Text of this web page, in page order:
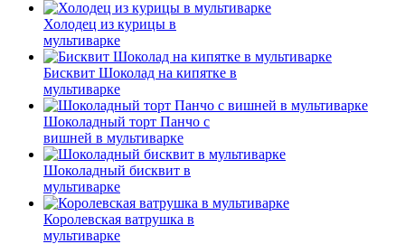
Холодец из курицы в
мультиварке
Бисквит Шоколад на кипятке в
мультиварке
Шоколадный торт Панчо с
вишней в мультиварке
Шоколадный бисквит в
мультиварке
Королевская ватрушка в
мультиварке